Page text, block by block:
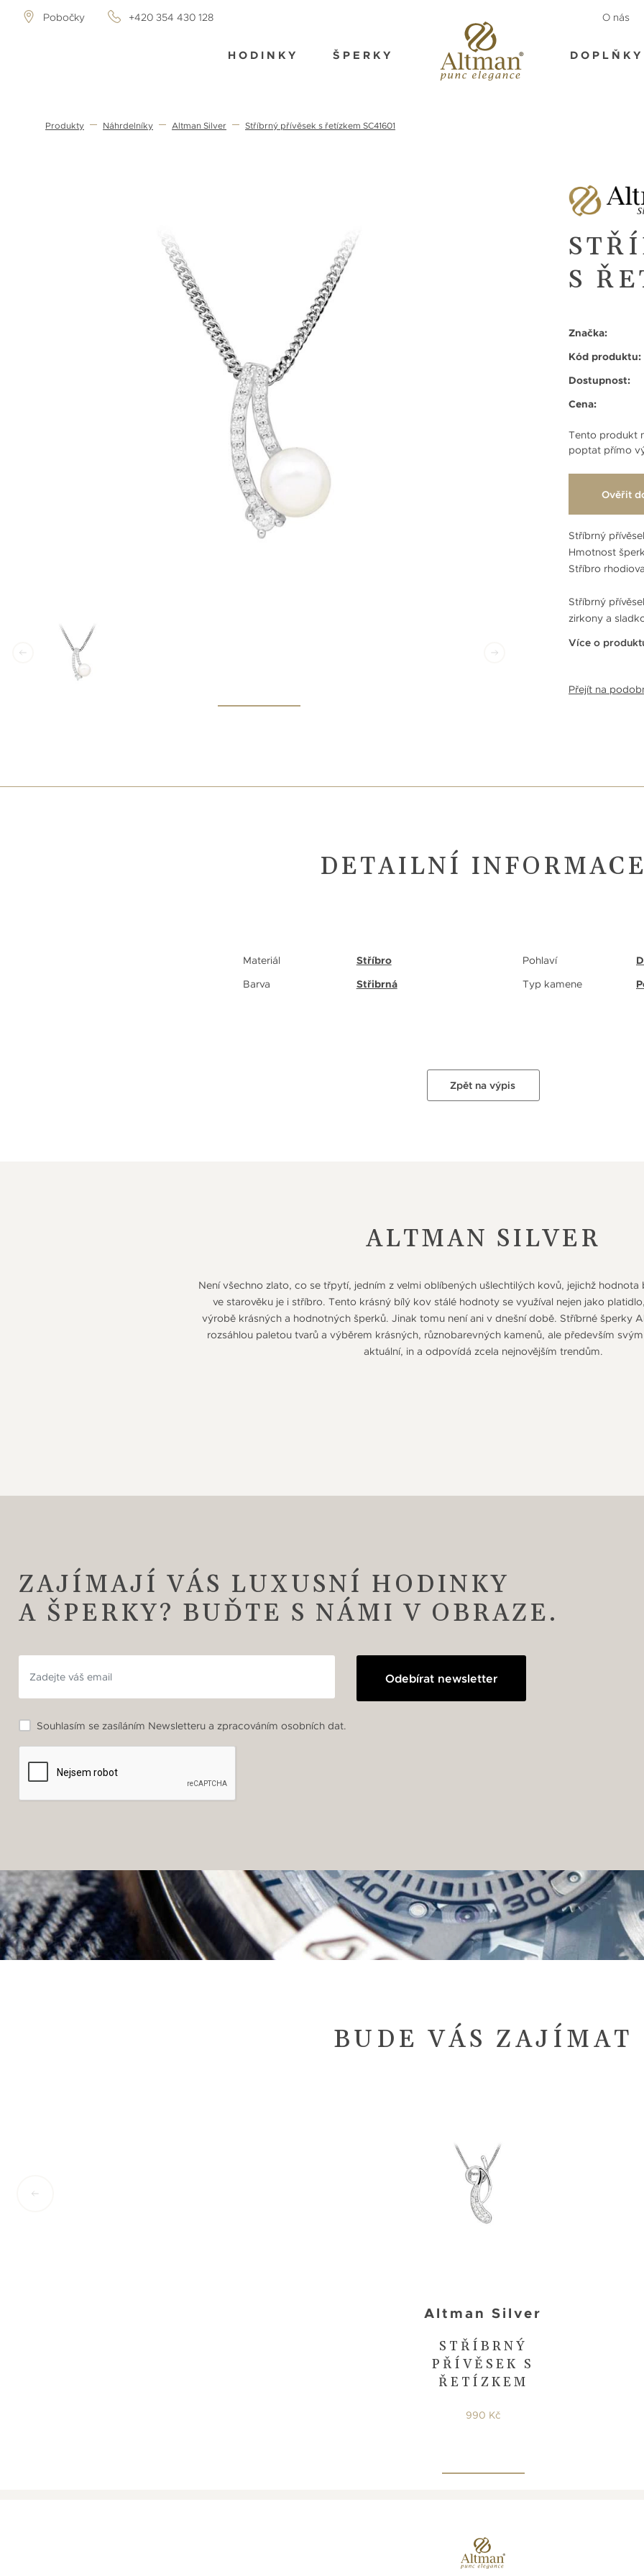
Pobočky +420 354 430 128 O nás
HODINKY ŠPERKY DOPLŇKY
Produkty Náhrdelníky Altman Silver Stříbrný přívěsek s řetízkem SC41601
S
Značka:
Kód produktu:
Dostupnost:
Cena:
Tento produkt
poptat přímo
Ověřit
Stříbrný
Hmotnost
Stříbro
Stříbrný
zirkony a
Více o
Přejít na
DETAILNÍ INFORMACE
Materiál
Stříbro
Barva
Střibrná
Pohlaví
Typ kamene
Zpět na výpis
ALTMAN SILVER
Není všechno zlato, co se třpytí, jedním z velmi oblíbených ušlechtilých kovů, jejichž hodnota
ve starověku je i stříbro. Tento krásný bílý kov stálé hodnoty se využíval nejen jako
výrobě krásných a hodnotných šperků. Jinak tomu není ani v dnešní době. Stříbrné šperky
rozsáhlou paletou tvarů a výběrem krásných, různobarevných kamenů, ale především
aktuální, in a odpovídá zcela nejnovějším trendům.
ZAJÍMAJÍ VÁS LUXUSNÍ HODINKY
A ŠPERKY? BUĎTE S NÁMI V OBRAZE.
Odebírat newsletter
Souhlasím se zasíláním Newsletteru a zpracováním osobních dat.
BUDE VÁS ZAJÍMAT
STŘÍBRNÝ
PŘÍVĚSEK S
ŘETÍZKEM
Altman Silver
990 Kč